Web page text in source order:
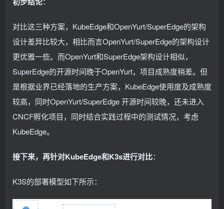
对比这三种方案，KubeEdge和OpenYurt/SuperEdge的架构
设计差异比较大，相比而言OpenYurt/SuperEdge的架构设计
更优雅一些。而OpenYurt和SuperEdge架构设计相似，
SuperEdge的开源时间晚于OpenYurt，项目成熟度稍差。但
是根据业界已经落地的生产方案，KubeEdge使用度及成熟度
较高，同时OpenYurt/SuperEdge 开源时间较晚，还未进入
CNCF孵化项目，同时结合实践过程中的测试情况，考虑
KubeEdge。
接下来，再针对KubeEdge和K3s进行对比：
K3S的部署模型如下所示：